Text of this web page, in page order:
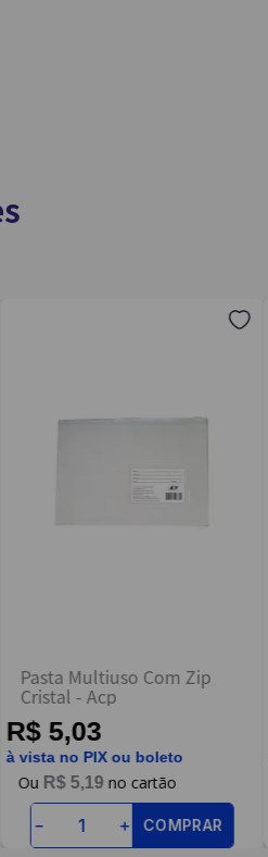
Pasta Multiuso Com Zip
Cristal - Acp
R$ 5,03
à vista no PIX ou boleto
R$ 5,19
＋
－ COMPRAR